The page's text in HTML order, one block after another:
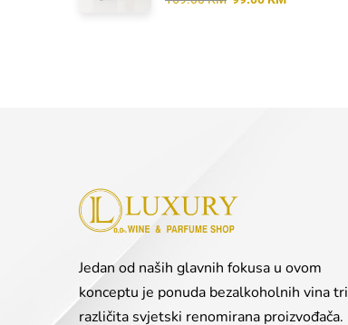
Jedan od naših glavnih fokusa u ovom
konceptu je ponuda bezalkoholnih vina tri
različita svjetski renomirana proizvođača.